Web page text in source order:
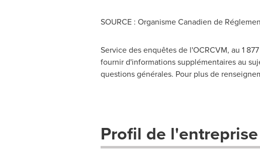
SOURCE : Organisme Canadien de
Service des enquêtes de l'OCRCVM, au 1
fournir d'informations supplémentaires au
questions générales. Pour plus de
Profil de l'entreprise